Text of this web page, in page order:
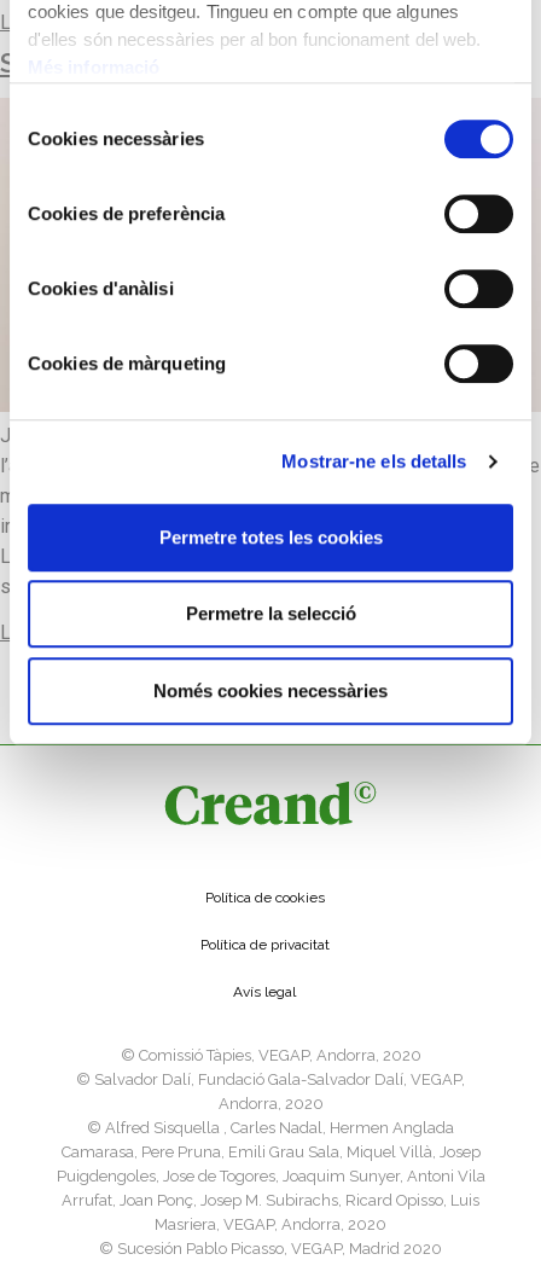
cookies que desitgeu. Tingueu en compte que algunes
d'elles són necessàries per al bon funcionament del web.
deCookies necessàries
Cookies de preferència
Cookies d'anàlisi
Cookies de màrqueting
Mostrar-ne els detalls
Permetre totes les cookies
Permetre la selecció
Només cookies necessàries
Llegir-ne més
SANT JORDI DE L’AUSBERG
Josep Salvadó fa una escultura en bronze de Sant Jordi,
l’arquetip d’heroïcitat i l’amor idealitzat. És l’heroi o cavaller que
mata el drac i salva a la princesa, herència dels sàrmates
irànics, creadors dels cavallers armats de l’Europa medieval.
L’herència romana, l’augment de guerrers germànics que
s’havien incorporat a les files romanes, i la influència […]
Llegir-ne més
Política de cookies
Política de privacitat
Avís legal
©️ Comissió Tàpies, VEGAP, Andorra, 2020
©️ Salvador Dalí, Fundació Gala-Salvador Dalí, VEGAP,
Andorra, 2020
©️ Alfred Sisquella , Carles Nadal, Hermen Anglada
Camarasa, Pere Pruna, Emili Grau Sala, Miquel Villà, Josep
Puigdengoles, Jose de Togores, Joaquim Sunyer, Antoni Vila
Arrufat, Joan Ponç, Josep M. Subirachs, Ricard Opisso, Luis
Masriera, VEGAP, Andorra, 2020
©️ Sucesión Pablo Picasso, VEGAP, Madrid 2020